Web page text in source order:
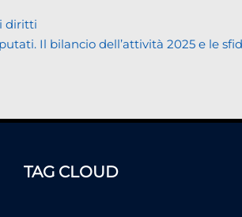
diritti
Il bilancio dell’attività 2025 e le
TAG CLOUD